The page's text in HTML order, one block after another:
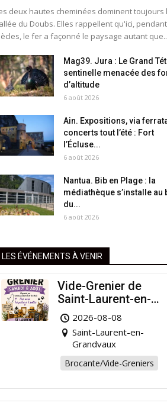
deux hautes cheminées dominent toujours
du Doubs. Elles rappellent qu'ici,
le fer a façonné le paysage autant
Mag39. Jura : Le Grand
sentinelle menacée des
d’altitude
6 août 2026
Ain. Expositions, via
concerts tout l’été : Fort
l’Écluse...
6 août 2026
Nantua. Bib en Plage : la
médiathèque s’installe au
du...
6 août 2026
LES ÉVÉNEMENTS À VENIR
Vide-Grenier de
Saint-Laurent-en-
Grandvaux : Venez
chiner pour la bonne
cause !
2026-08-08
Saint-Laurent-en-
Grandvaux
Brocante/Vide-Greniers